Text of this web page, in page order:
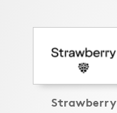
Strawberry